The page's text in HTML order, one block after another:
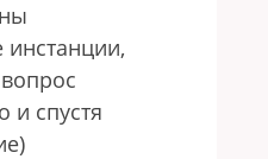
и спустя